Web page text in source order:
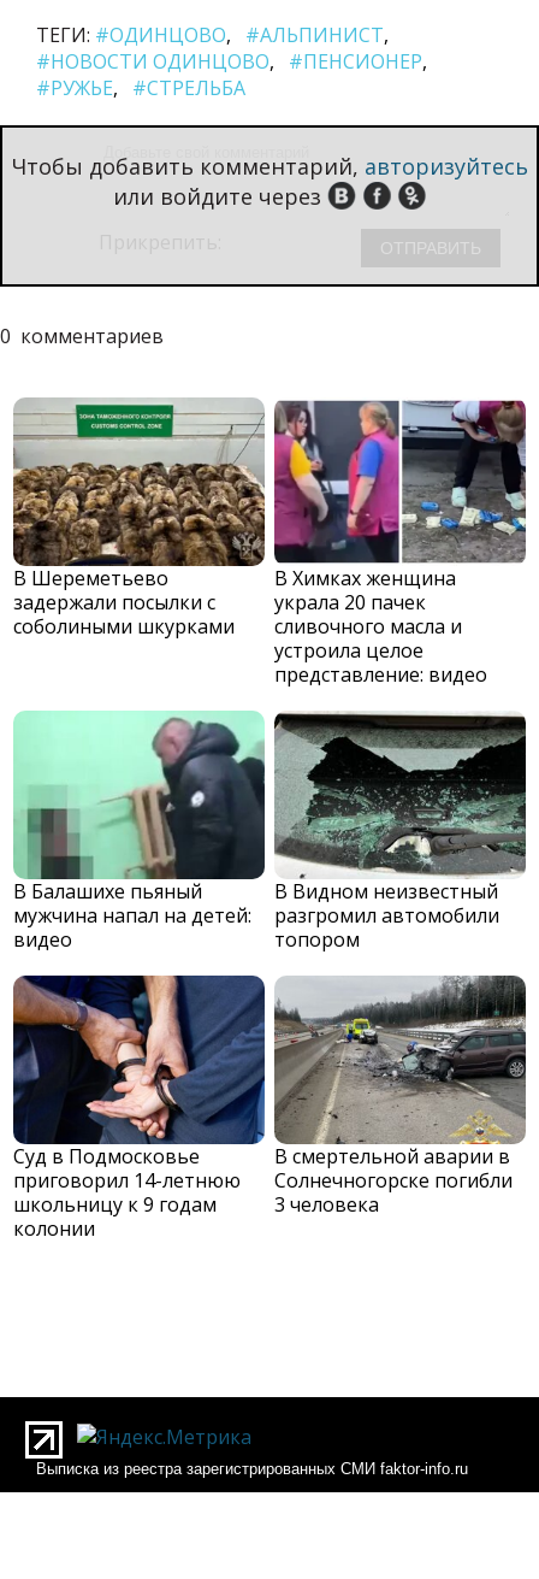
ТЕГИ: #ОДИНЦОВО
#АЛЬПИНИСТ
#НОВОСТИ ОДИНЦОВО
#ПЕНСИОНЕР
#РУЖЬЕ
#СТРЕЛЬБА
Чтобы добавить комментарий, авторизуйтесь
или войдите через
0 комментариев
В Шереметьево
задержали посылки с
соболиными шкурками
В Химках женщина
украла 20 пачек
сливочного масла и
устроила целое
представление: видео
В Балашихе пьяный
мужчина напал на детей:
видео
В Видном неизвестный
разгромил автомобили
топором
Суд в Подмосковье
приговорил 14-летнюю
школьницу к 9 годам
колонии
В смертельной аварии в
Солнечногорске погибли
3 человека
Выписка из реестра зарегистрированных СМИ faktor-info.ru